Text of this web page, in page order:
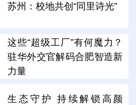
苏州：校地共创“同里诗光”
这些“超级工厂”有何魔力？
驻华外交官解码合肥智造新
力量
生态守护 持续解锁高颜